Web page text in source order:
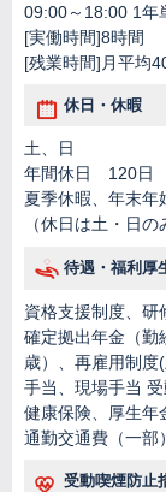
09:00～18:00 1年
[実働時間]8時間
[残業時間]月平均
休日・休暇
土、日
年間休日 120日
夏季休暇、年末年
（休日は土・日
待遇・福利厚
資格支援制度、研
確定拠出年金（勤
歳）、再雇用制
手当、現場手当
健康保険、厚生年
通勤交通費（一部
受動喫煙防止